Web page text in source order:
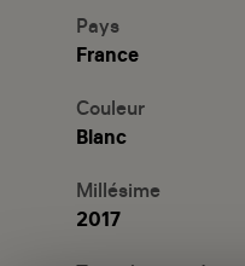
Pays
France
Couleur
Blanc
Millésime
2017